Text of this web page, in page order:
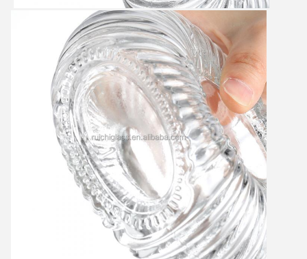
Lasciate un messaggio
Ti richiameremo presto!